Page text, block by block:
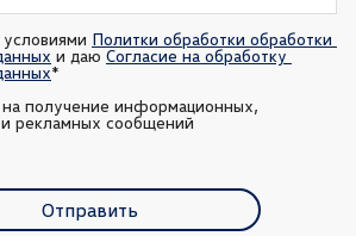
Политки обработки обработки
и даю Согласие на обработку
*
получение информационных,
рекламных сообщений
Отправить